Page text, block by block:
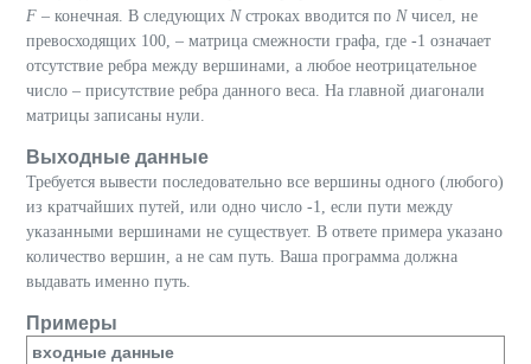
F – конечная. В следующих Nстроках вводится по Nчисел, не
превосходящих 100, – матрица смежности графа, где -1 означает
отсутствие ребра между вершинами, а любое неотрицательное
число – присутствие ребра данного веса. На главной диагонали
матрицы записаны нули.
Выходные данные
Требуется вывести последовательно все вершины одного (любого)
из кратчайших путей, или одно число -1, если пути между
указанными вершинами не существует. В ответе примера указано
количество вершин, а не сам путь. Ваша программа должна
выдавать именно путь.
Примеры
входные данные